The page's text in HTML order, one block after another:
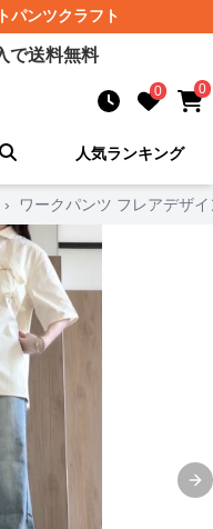
パンツクラフト
で送料無料
0 0
人気ランキング
› ワークパンツ フレアデザ